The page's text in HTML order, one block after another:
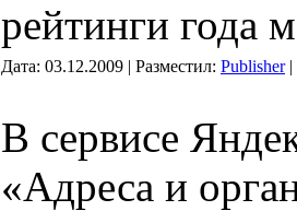
рейтинги года
Дата: 03.12.2009 | Разместил: Publisher|
В сервисе
«Адреса и